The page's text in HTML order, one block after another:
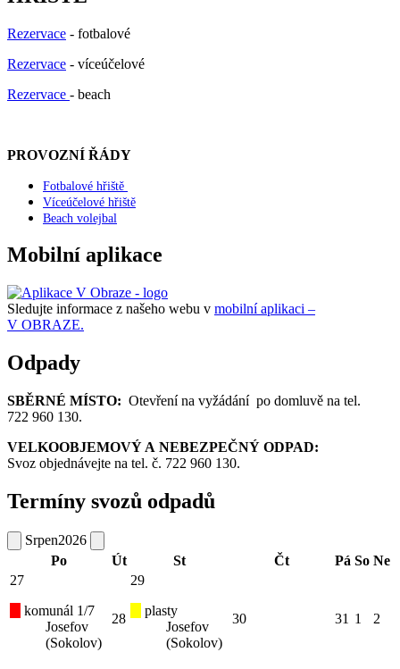
Rezervace - fotbalové
Rezervace - víceúčelové
Rezervace - beach
PROVOZNÍ ŘÁDY
Fotbalové hřiště
Víceúčelové hřiště
Beach volejbal
Mobilní aplikace
Sledujte informace z našeho webu v mobilní aplikaci –
V OBRAZE.
Odpady
SBĚRNÉ MÍSTO: Otevření na vyžádání po domluvě na tel.
722 960 130.
VELKOOBJEMOVÝ A NEBEZPEČNÝ ODPAD:
Svoz objednávejte na tel. č. 722 960 130.
Termíny svozů odpadů
Srpen2026
Po
Út St Čt Pá So Ne
27
komunál 1/7
Josefov
(Sokolov)
28
29
plasty
Josefov
(Sokolov)
30 31 1 2